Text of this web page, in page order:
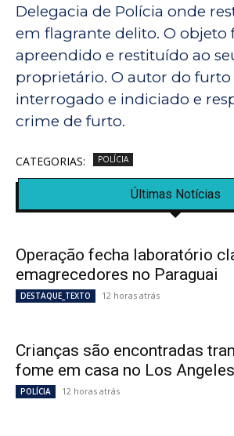
Delegacia de Polícia onde
em flagrante delito. O objeto
apreendido e restituído ao
proprietário. O autor do furto
interrogado e indiciado e
crime de furto.
CATEGORIAS: POLÍCIA
Últimas Notícias
Operação fecha laboratório
emagrecedores no Paraguai
DESTAQUE_TEXTO 12 horas atrás
Crianças são encontradas
fome em casa no Los Angeles
POLÍCIA 12 horas atrás